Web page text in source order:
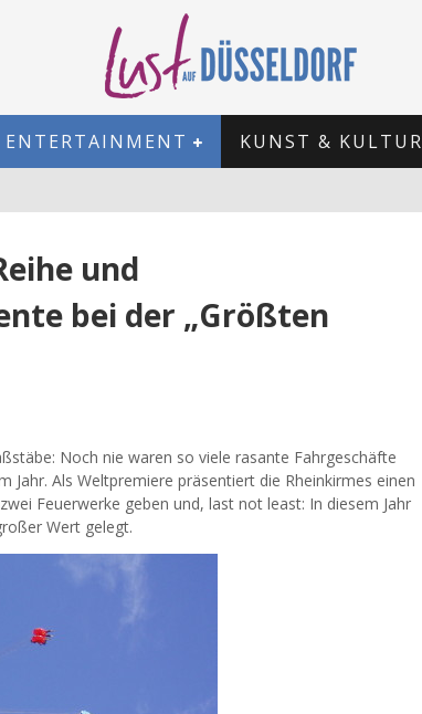
ENTERTAINMENT KUNST & KULTUR
und
bei der „Größten
Noch nie waren so viele rasante Fahrgeschäfte
Jahr. Als Weltpremiere präsentiert die Rheinkirmes einen
Feuerwerke geben und, last not least: In diesem Jahr
Wert gelegt.